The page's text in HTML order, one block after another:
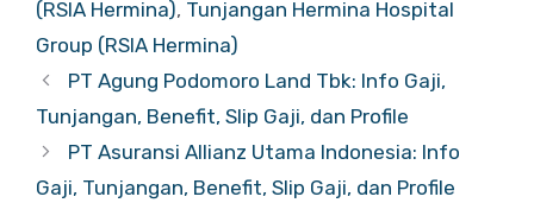
(RSIA Hermina), Tunjangan Hermina Hospital
Group (RSIA Hermina)
PT Agung Podomoro Land Tbk: Info Gaji,
Tunjangan, Benefit, Slip Gaji, dan Profile
PT Asuransi Allianz Utama Indonesia: Info
Gaji, Tunjangan, Benefit, Slip Gaji, dan Profile